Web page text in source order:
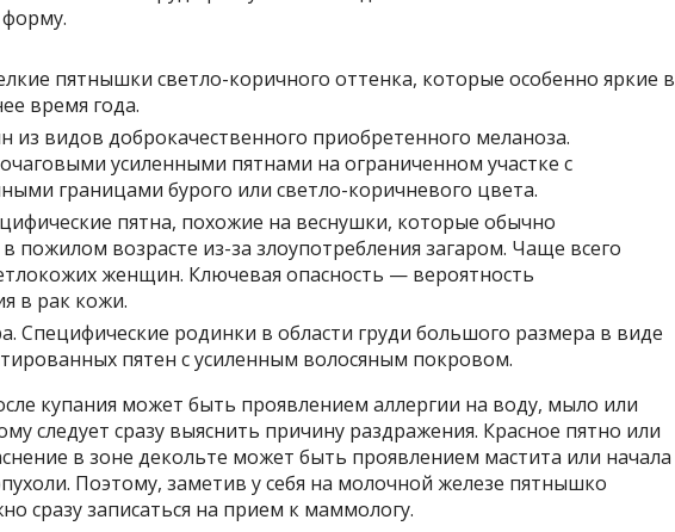
пятнышки светло-коричного оттенка, которые особенно яркие в
время года.
из видов доброкачественного приобретенного меланоза.
усиленными пятнами на ограниченном участке с
границами бурого или светло-коричневого цвета.
пятна, похожие на веснушки, которые обычно
пожилом возрасте из-за злоупотребления загаром. Чаще всего
женщин. Ключевая опасность — вероятность
в рак кожи.
Специфические родинки в области груди большого размера в виде
пятен с усиленным волосяным покровом.
купания может быть проявлением аллергии на воду, мыло или
следует сразу выяснить причину раздражения. Красное пятно или
в зоне декольте может быть проявлением мастита или начала
Поэтому, заметив у себя на молочной железе пятнышко
сразу записаться на прием к маммологу.